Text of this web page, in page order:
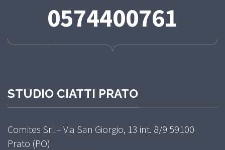
0574400761
STUDIO CIATTI PRATO
Comites Srl – Via San Giorgio, 13 int. 8/9 59100
Prato (PO)